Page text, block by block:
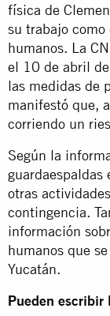
física de
su trabajo como
humanos. La
el 10 de abril
las medidas de
manifestó que,
corriendo un
Según la
guardaespaldas
otras
contingencia.
información
humanos que
Yucatán.
Pueden escribir